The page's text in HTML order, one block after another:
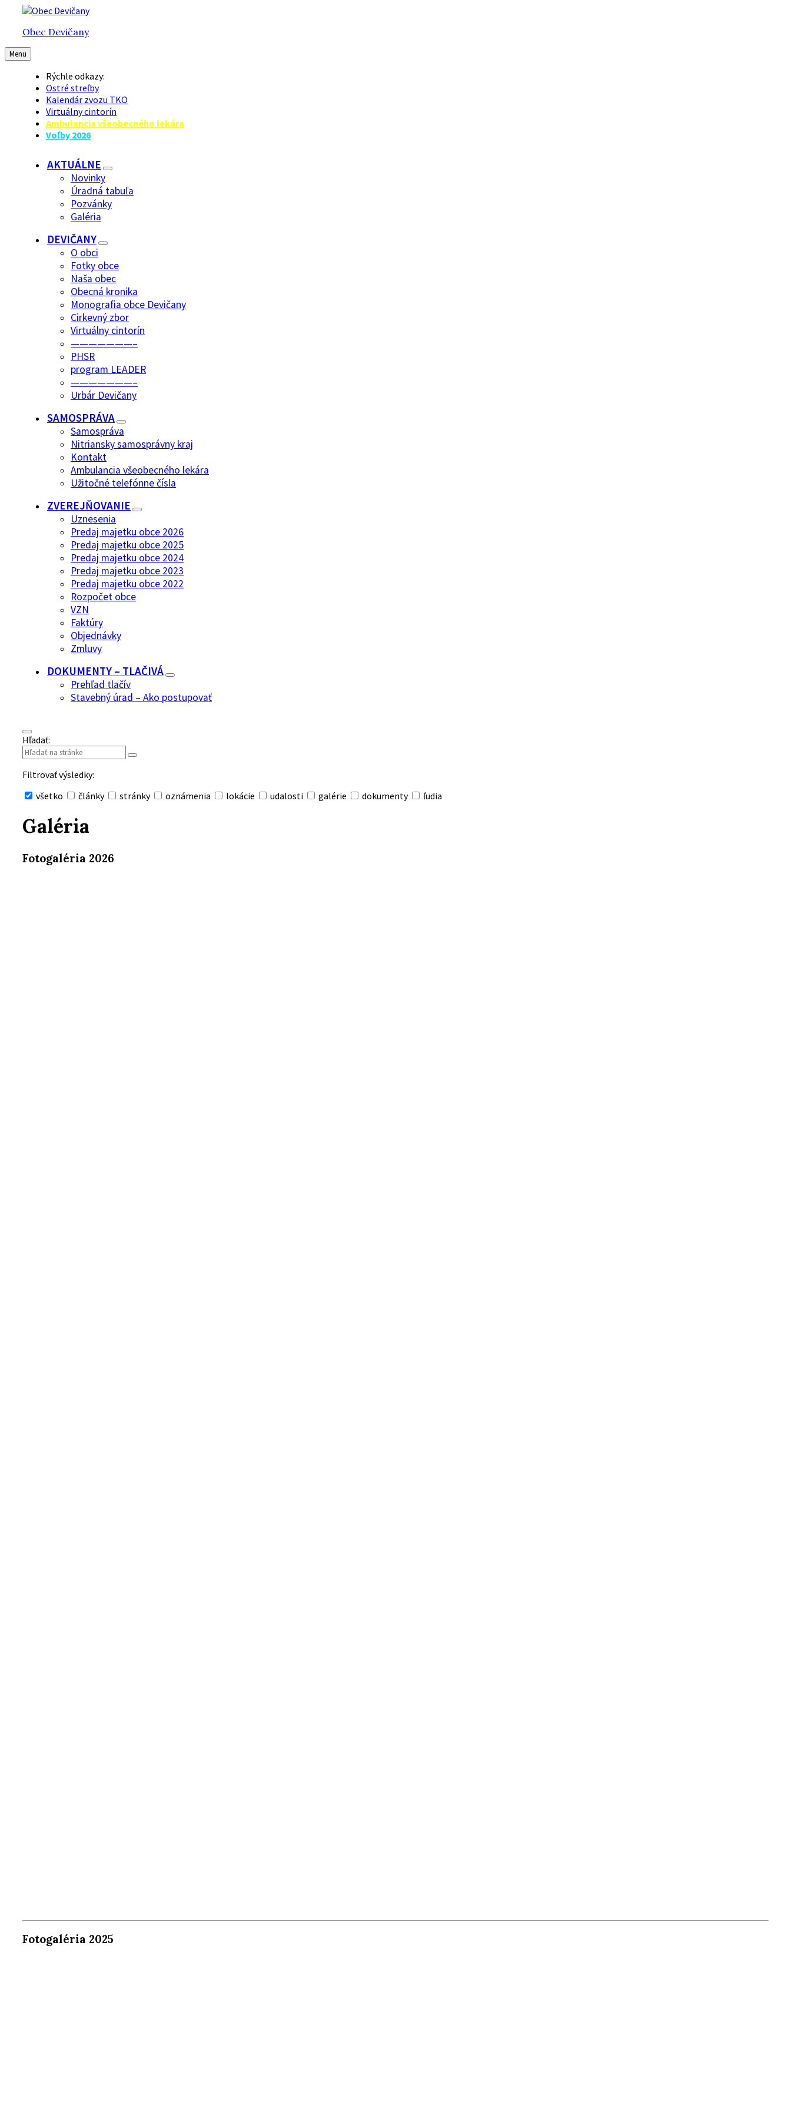
Preskočiť
obsah
Preskočiť
hlavnú
navigáciu
Preskočiť
pätičkuObec Devičany
Menu
Rýchle odkazy:
Ostré streľby
Kalendár zvozu TKO
Virtuálny cintorín
Ambulancia všeobecného lekára
Voľby 2026
AKTUÁLNE
Novinky
Úradná tabuľa
Pozvánky
Galéria
DEVIČANY
O obci
Fotky obce
Naša obec
Obecná kronika
Monografia obce Devičany
Cirkevný zbor
Virtuálny cintorín
———————–
PHSR
program LEADER
———————–
Urbár Devičany
SAMOSPRÁVA
Samospráva
Nitriansky samosprávny kraj
Kontakt
Ambulancia všeobecného lekára
Užitočné telefónne čísla
ZVEREJŇOVANIE
Uznesenia
Predaj majetku obce 2026
Predaj majetku obce 2025
Predaj majetku obce 2024
Predaj majetku obce 2023
Predaj majetku obce 2022
Rozpočet obce
VZN
Faktúry
Objednávky
Zmluvy
DOKUMENTY – TLAČIVÁ
Prehľad tlačív
Stavebný úrad – Ako postupovať
Hľadať:
Filtrovať výsledky:
všetko
články stránky oznámenia lokácie udalosti galérie dokumenty ľudia
vyhľadávanie
Galéria
Fotogaléria 2026
Fotogaléria 2025